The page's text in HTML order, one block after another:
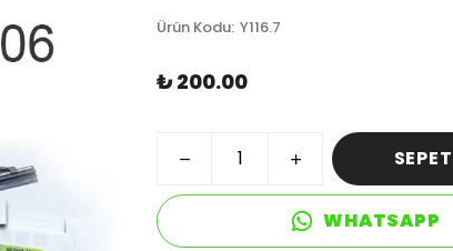
Ürün Kodu: Y116.7
₺ 200.00
WHATSAPP